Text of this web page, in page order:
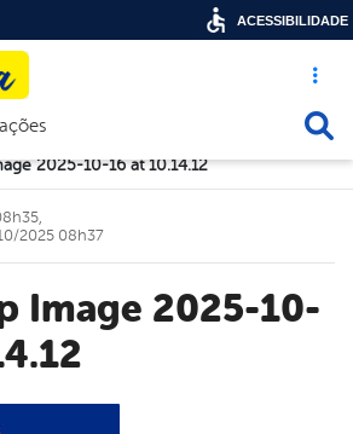
Acesso
de navegação
2025-10-16 at 10.14.12
2025 08h37
ACESSIBILIDADE